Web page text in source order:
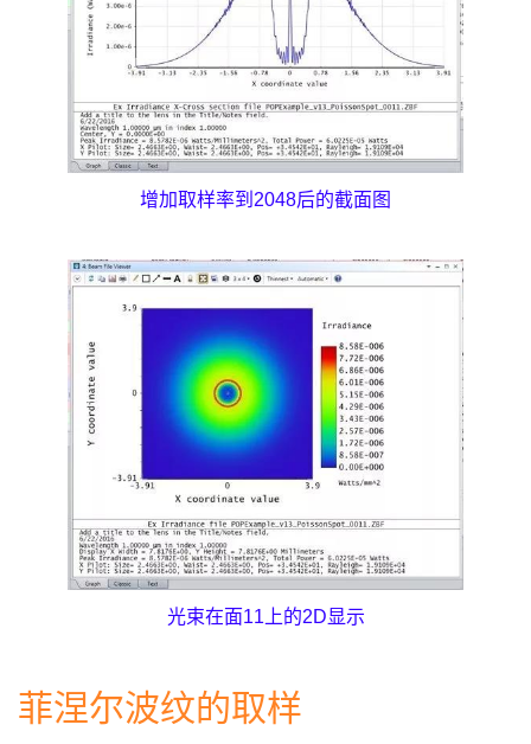
增加取样率到2048后的截面图
光束在面11上的2D显示
菲涅尔波纹的取样